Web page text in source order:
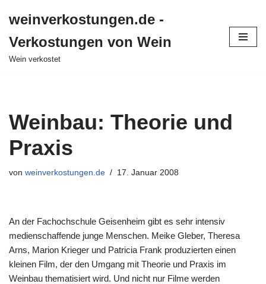
Inhalt
springen
weinverkostungen.de -
Verkostungen von Wein
Wein verkostet
Weinbau: Theorie und
Praxis
von weinverkostungen.de 17. Januar 2008
An der Fachochschule Geisenheim gibt es sehr intensiv
medienschaffende junge Menschen. Meike Gleber, Theresa
Arns, Marion Krieger und Patricia Frank produzierten einen
kleinen Film, der den Umgang mit Theorie und Praxis im
Weinbau thematisiert wird. Und nicht nur Filme werden